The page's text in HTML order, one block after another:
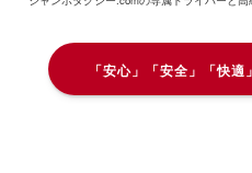
「安心」「安全」「快